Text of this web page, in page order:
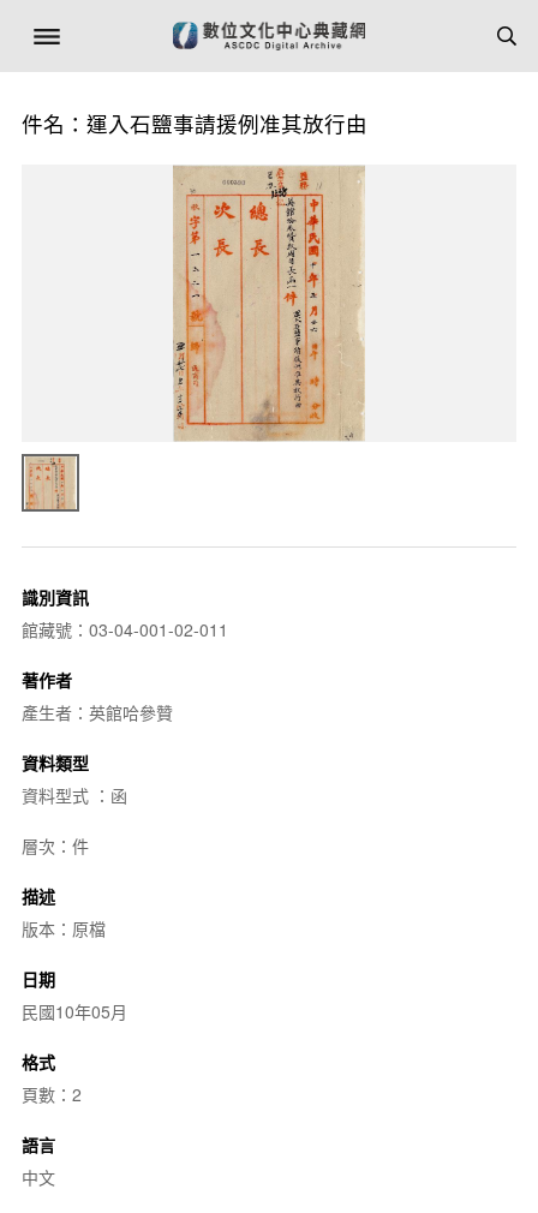
件名：運入石鹽事請援例准其放行由
識別資訊
館藏號：03-04-001-02-011
著作者
產生者：英館哈參贊
資料類型
資料型式 ：函
層次：件
描述
版本：原檔
日期
民國10年05月
格式
頁數：2
語言
中文